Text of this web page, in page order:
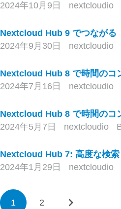
2024年10月9日
nextcloudio
Nextcloud Hub 9 でつなが
2024年9月30日
nextcloudio
Nextcloud Hub 8 で時間の
2024年7月16日
nextcloudio
Nextcloud Hub 8 で時間の
2024年5月7日
nextcloudio
Nextcloud Hub 7: 高度な検
2024年1月29日
nextcloudio
1 2